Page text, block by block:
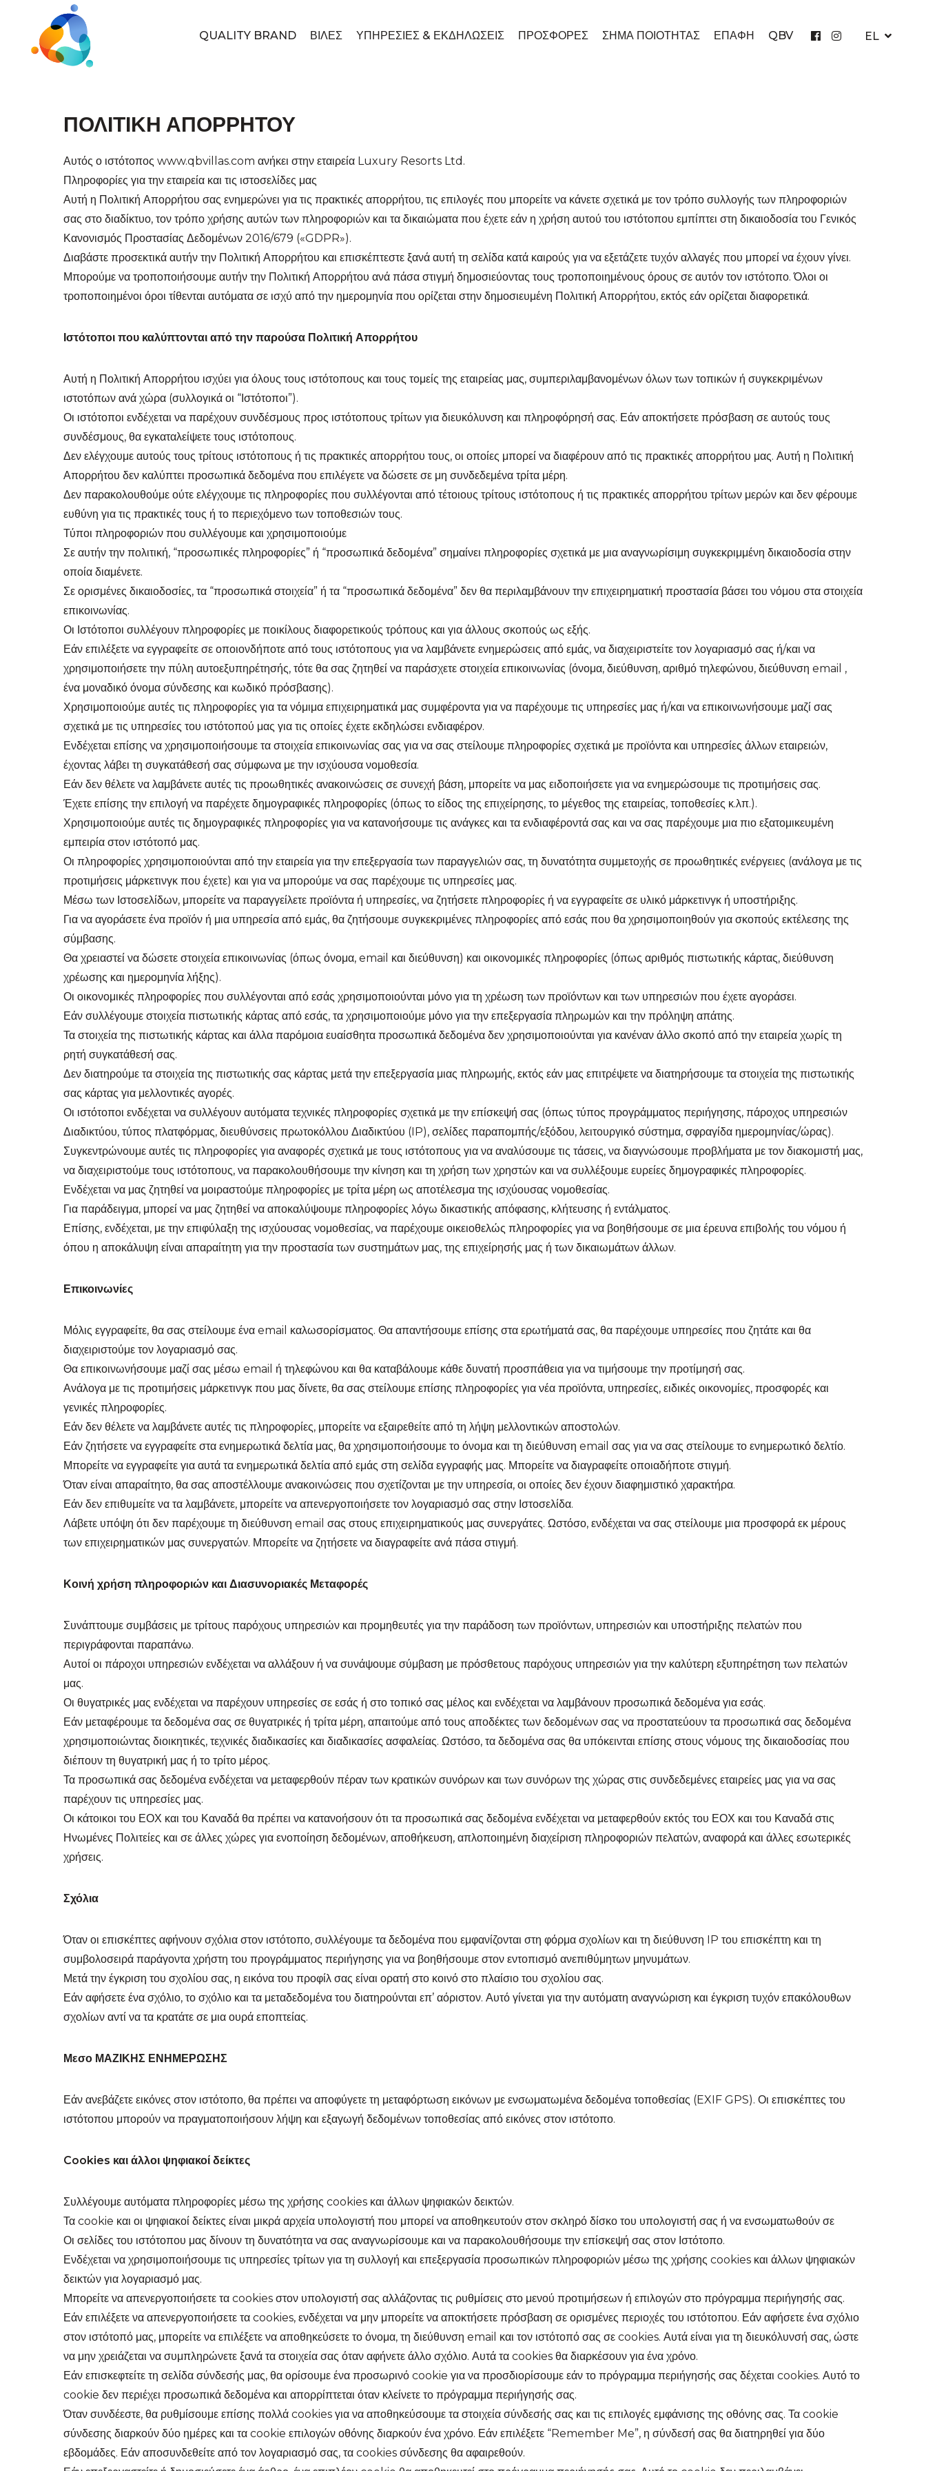
QUALITY BRAND ΒΙΛΕΣ ΥΠΗΡΕΣΊΕΣ & ΕΚΔΗΛΏΣΕΙΣ ΠΡΟΣΦΟΡΈΣ ΣΗΜΑ ΠΟΙΟΤΗΤΑΣ ΕΠΑΦΗ QBV EL
ΠΟΛΙΤΙΚΗ ΑΠΟΡΡΗΤΟΥ
Αυτός ο ιστότοπος www.qbvillas.com ανήκει στην εταιρεία Luxury Resorts Ltd.
Πληροφορίες για την εταιρεία και τις ιστοσελίδες μας
Αυτή η Πολιτική Απορρήτου σας ενημερώνει για τις πρακτικές απορρήτου, τις επιλογές που μπορείτε να κάνετε σχετικά με τον τρόπο συλλογής των πληροφοριών
σας στο διαδίκτυο, τον τρόπο χρήσης αυτών των πληροφοριών και τα δικαιώματα που έχετε εάν η χρήση αυτού του ιστότοπου εμπίπτει στη δικαιοδοσία του Γενικός
Κανονισμός Προστασίας Δεδομένων 2016/679 («GDPR»).
Διαβάστε προσεκτικά αυτήν την Πολιτική Απορρήτου και επισκέπτεστε ξανά αυτή τη σελίδα κατά καιρούς για να εξετάζετε τυχόν αλλαγές που μπορεί να έχουν γίνει.
Μπορούμε να τροποποιήσουμε αυτήν την Πολιτική Απορρήτου ανά πάσα στιγμή δημοσιεύοντας τους τροποποιημένους όρους σε αυτόν τον ιστότοπο. Όλοι οι
τροποποιημένοι όροι τίθενται αυτόματα σε ισχύ από την ημερομηνία που ορίζεται στην δημοσιευμένη Πολιτική Απορρήτου, εκτός εάν ορίζεται διαφορετικά.
Ιστότοποι που καλύπτονται από την παρούσα Πολιτική Απορρήτου
Αυτή η Πολιτική Απορρήτου ισχύει για όλους τους ιστότοπους και τους τομείς της εταιρείας μας, συμπεριλαμβανομένων όλων των τοπικών ή συγκεκριμένων
ιστοτόπων ανά χώρα (συλλογικά οι “Ιστότοποι”).
Οι ιστότοποι ενδέχεται να παρέχουν συνδέσμους προς ιστότοπους τρίτων για διευκόλυνση και πληροφόρησή σας. Εάν αποκτήσετε πρόσβαση σε αυτούς τους
συνδέσμους, θα εγκαταλείψετε τους ιστότοπους.
Δεν ελέγχουμε αυτούς τους τρίτους ιστότοπους ή τις πρακτικές απορρήτου τους, οι οποίες μπορεί να διαφέρουν από τις πρακτικές απορρήτου μας. Αυτή η Πολιτική
Απορρήτου δεν καλύπτει προσωπικά δεδομένα που επιλέγετε να δώσετε σε μη συνδεδεμένα τρίτα μέρη.
Δεν παρακολουθούμε ούτε ελέγχουμε τις πληροφορίες που συλλέγονται από τέτοιους τρίτους ιστότοπους ή τις πρακτικές απορρήτου τρίτων μερών και δεν φέρουμε
ευθύνη για τις πρακτικές τους ή το περιεχόμενο των τοποθεσιών τους.
Τύποι πληροφοριών που συλλέγουμε και χρησιμοποιούμε
Σε αυτήν την πολιτική, “προσωπικές πληροφορίες” ή “προσωπικά δεδομένα” σημαίνει πληροφορίες σχετικά με μια αναγνωρίσιμη συγκεκριμμένη δικαιοδοσία στην
οποία διαμένετε.
Σε ορισμένες δικαιοδοσίες, τα “προσωπικά στοιχεία” ή τα “προσωπικά δεδομένα” δεν θα περιλαμβάνουν την επιχειρηματική προστασία βάσει του νόμου στα στοιχεία
επικοινωνίας.
Οι Ιστότοποι συλλέγουν πληροφορίες με ποικίλους διαφορετικούς τρόπους και για άλλους σκοπούς ως εξής.
Εάν επιλέξετε να εγγραφείτε σε οποιονδήποτε από τους ιστότοπους για να λαμβάνετε ενημερώσεις από εμάς, να διαχειριστείτε τον λογαριασμό σας ή/και να
χρησιμοποιήσετε την πύλη αυτοεξυπηρέτησής, τότε θα σας ζητηθεί να παράσχετε στοιχεία επικοινωνίας (όνομα, διεύθυνση, αριθμό τηλεφώνου, διεύθυνση email ,
ένα μοναδικό όνομα σύνδεσης και κωδικό πρόσβασης).
Χρησιμοποιούμε αυτές τις πληροφορίες για τα νόμιμα επιχειρηματικά μας συμφέροντα για να παρέχουμε τις υπηρεσίες μας ή/και να επικοινωνήσουμε μαζί σας
σχετικά με τις υπηρεσίες του ιστότοπού μας για τις οποίες έχετε εκδηλώσει ενδιαφέρον.
Ενδέχεται επίσης να χρησιμοποιήσουμε τα στοιχεία επικοινωνίας σας για να σας στείλουμε πληροφορίες σχετικά με προϊόντα και υπηρεσίες άλλων εταιρειών,
έχοντας λάβει τη συγκατάθεσή σας σύμφωνα με την ισχύουσα νομοθεσία.
Εάν δεν θέλετε να λαμβάνετε αυτές τις προωθητικές ανακοινώσεις σε συνεχή βάση, μπορείτε να μας ειδοποιήσετε για να ενημερώσουμε τις προτιμήσεις σας.
Έχετε επίσης την επιλογή να παρέχετε δημογραφικές πληροφορίες (όπως το είδος της επιχείρησης, το μέγεθος της εταιρείας, τοποθεσίες κ.λπ.).
Χρησιμοποιούμε αυτές τις δημογραφικές πληροφορίες για να κατανοήσουμε τις ανάγκες και τα ενδιαφέροντά σας και να σας παρέχουμε μια πιο εξατομικευμένη
εμπειρία στον ιστότοπό μας.
Οι πληροφορίες χρησιμοποιούνται από την εταιρεία για την επεξεργασία των παραγγελιών σας, τη δυνατότητα συμμετοχής σε προωθητικές ενέργειες (ανάλογα με τις
προτιμήσεις μάρκετινγκ που έχετε) και για να μπορούμε να σας παρέχουμε τις υπηρεσίες μας.
Μέσω των Ιστοσελίδων, μπορείτε να παραγγείλετε προϊόντα ή υπηρεσίες, να ζητήσετε πληροφορίες ή να εγγραφείτε σε υλικό μάρκετινγκ ή υποστήριξης.
Για να αγοράσετε ένα προϊόν ή μια υπηρεσία από εμάς, θα ζητήσουμε συγκεκριμένες πληροφορίες από εσάς που θα χρησιμοποιηθούν για σκοπούς εκτέλεσης της
σύμβασης.
Θα χρειαστεί να δώσετε στοιχεία επικοινωνίας (όπως όνομα, email και διεύθυνση) και οικονομικές πληροφορίες (όπως αριθμός πιστωτικής κάρτας, διεύθυνση
χρέωσης και ημερομηνία λήξης).
Οι οικονομικές πληροφορίες που συλλέγονται από εσάς χρησιμοποιούνται μόνο για τη χρέωση των προϊόντων και των υπηρεσιών που έχετε αγοράσει.
Εάν συλλέγουμε στοιχεία πιστωτικής κάρτας από εσάς, τα χρησιμοποιούμε μόνο για την επεξεργασία πληρωμών και την πρόληψη απάτης.
Τα στοιχεία της πιστωτικής κάρτας και άλλα παρόμοια ευαίσθητα προσωπικά δεδομένα δεν χρησιμοποιούνται για κανέναν άλλο σκοπό από την εταιρεία χωρίς τη
ρητή συγκατάθεσή σας.
Δεν διατηρούμε τα στοιχεία της πιστωτικής σας κάρτας μετά την επεξεργασία μιας πληρωμής, εκτός εάν μας επιτρέψετε να διατηρήσουμε τα στοιχεία της πιστωτικής
σας κάρτας για μελλοντικές αγορές.
Οι ιστότοποι ενδέχεται να συλλέγουν αυτόματα τεχνικές πληροφορίες σχετικά με την επίσκεψή σας (όπως τύπος προγράμματος περιήγησης, πάροχος υπηρεσιών
Διαδικτύου, τύπος πλατφόρμας, διευθύνσεις πρωτοκόλλου Διαδικτύου (IP), σελίδες παραπομπής/εξόδου, λειτουργικό σύστημα, σφραγίδα ημερομηνίας/ώρας).
Συγκεντρώνουμε αυτές τις πληροφορίες για αναφορές σχετικά με τους ιστότοπους για να αναλύσουμε τις τάσεις, να διαγνώσουμε προβλήματα με τον διακομιστή μας,
να διαχειριστούμε τους ιστότοπους, να παρακολουθήσουμε την κίνηση και τη χρήση των χρηστών και να συλλέξουμε ευρείες δημογραφικές πληροφορίες.
Ενδέχεται να μας ζητηθεί να μοιραστούμε πληροφορίες με τρίτα μέρη ως αποτέλεσμα της ισχύουσας νομοθεσίας.
Για παράδειγμα, μπορεί να μας ζητηθεί να αποκαλύψουμε πληροφορίες λόγω δικαστικής απόφασης, κλήτευσης ή εντάλματος.
Επίσης, ενδέχεται, με την επιφύλαξη της ισχύουσας νομοθεσίας, να παρέχουμε οικειοθελώς πληροφορίες για να βοηθήσουμε σε μια έρευνα επιβολής του νόμου ή
όπου η αποκάλυψη είναι απαραίτητη για την προστασία των συστημάτων μας, της επιχείρησής μας ή των δικαιωμάτων άλλων.
Επικοινωνίες
Μόλις εγγραφείτε, θα σας στείλουμε ένα email καλωσορίσματος. Θα απαντήσουμε επίσης στα ερωτήματά σας, θα παρέχουμε υπηρεσίες που ζητάτε και θα
διαχειριστούμε τον λογαριασμό σας.
Θα επικοινωνήσουμε μαζί σας μέσω email ή τηλεφώνου και θα καταβάλουμε κάθε δυνατή προσπάθεια για να τιμήσουμε την προτίμησή σας.
Ανάλογα με τις προτιμήσεις μάρκετινγκ που μας δίνετε, θα σας στείλουμε επίσης πληροφορίες για νέα προϊόντα, υπηρεσίες, ειδικές οικονομίες, προσφορές και
γενικές πληροφορίες.
Εάν δεν θέλετε να λαμβάνετε αυτές τις πληροφορίες, μπορείτε να εξαιρεθείτε από τη λήψη μελλοντικών αποστολών.
Εάν ζητήσετε να εγγραφείτε στα ενημερωτικά δελτία μας, θα χρησιμοποιήσουμε το όνομα και τη διεύθυνση email σας για να σας στείλουμε το ενημερωτικό δελτίο.
Μπορείτε να εγγραφείτε για αυτά τα ενημερωτικά δελτία από εμάς στη σελίδα εγγραφής μας. Μπορείτε να διαγραφείτε οποιαδήποτε στιγμή.
Όταν είναι απαραίτητο, θα σας αποστέλλουμε ανακοινώσεις που σχετίζονται με την υπηρεσία, οι οποίες δεν έχουν διαφημιστικό χαρακτήρα.
Εάν δεν επιθυμείτε να τα λαμβάνετε, μπορείτε να απενεργοποιήσετε τον λογαριασμό σας στην Ιστοσελίδα.
Λάβετε υπόψη ότι δεν παρέχουμε τη διεύθυνση email σας στους επιχειρηματικούς μας συνεργάτες. Ωστόσο, ενδέχεται να σας στείλουμε μια προσφορά εκ μέρους
των επιχειρηματικών μας συνεργατών. Μπορείτε να ζητήσετε να διαγραφείτε ανά πάσα στιγμή.
Κοινή χρήση πληροφοριών και Διασυνοριακές Μεταφορές
Συνάπτουμε συμβάσεις με τρίτους παρόχους υπηρεσιών και προμηθευτές για την παράδοση των προϊόντων, υπηρεσιών και υποστήριξης πελατών που
περιγράφονται παραπάνω.
Αυτοί οι πάροχοι υπηρεσιών ενδέχεται να αλλάξουν ή να συνάψουμε σύμβαση με πρόσθετους παρόχους υπηρεσιών για την καλύτερη εξυπηρέτηση των πελατών
μας.
Οι θυγατρικές μας ενδέχεται να παρέχουν υπηρεσίες σε εσάς ή στο τοπικό σας μέλος και ενδέχεται να λαμβάνουν προσωπικά δεδομένα για εσάς.
Εάν μεταφέρουμε τα δεδομένα σας σε θυγατρικές ή τρίτα μέρη, απαιτούμε από τους αποδέκτες των δεδομένων σας να προστατεύουν τα προσωπικά σας δεδομένα
χρησιμοποιώντας διοικητικές, τεχνικές διαδικασίες και διαδικασίες ασφαλείας. Ωστόσο, τα δεδομένα σας θα υπόκεινται επίσης στους νόμους της δικαιοδοσίας που
διέπουν τη θυγατρική μας ή το τρίτο μέρος.
Τα προσωπικά σας δεδομένα ενδέχεται να μεταφερθούν πέραν των κρατικών συνόρων και των συνόρων της χώρας στις συνδεδεμένες εταιρείες μας για να σας
παρέχουν τις υπηρεσίες μας.
Οι κάτοικοι του ΕΟΧ και του Καναδά θα πρέπει να κατανοήσουν ότι τα προσωπικά σας δεδομένα ενδέχεται να μεταφερθούν εκτός του ΕΟΧ και του Καναδά στις
Ηνωμένες Πολιτείες και σε άλλες χώρες για ενοποίηση δεδομένων, αποθήκευση, απλοποιημένη διαχείριση πληροφοριών πελατών, αναφορά και άλλες εσωτερικές
χρήσεις.
Σχόλια
Όταν οι επισκέπτες αφήνουν σχόλια στον ιστότοπο, συλλέγουμε τα δεδομένα που εμφανίζονται στη φόρμα σχολίων και τη διεύθυνση IP του επισκέπτη και τη
συμβολοσειρά παράγοντα χρήστη του προγράμματος περιήγησης για να βοηθήσουμε στον εντοπισμό ανεπιθύμητων μηνυμάτων.
Μετά την έγκριση του σχολίου σας, η εικόνα του προφίλ σας είναι ορατή στο κοινό στο πλαίσιο του σχολίου σας.
Εάν αφήσετε ένα σχόλιο, το σχόλιο και τα μεταδεδομένα του διατηρούνται επ’ αόριστον. Αυτό γίνεται για την αυτόματη αναγνώριση και έγκριση τυχόν επακόλουθων
σχολίων αντί να τα κρατάτε σε μια ουρά εποπτείας.
Μεσο ΜΑΖΙΚΗΣ ΕΝΗΜΕΡΩΣΗΣ
Εάν ανεβάζετε εικόνες στον ιστότοπο, θα πρέπει να αποφύγετε τη μεταφόρτωση εικόνων με ενσωματωμένα δεδομένα τοποθεσίας (EXIF GPS). Οι επισκέπτες του
ιστότοπου μπορούν να πραγματοποιήσουν λήψη και εξαγωγή δεδομένων τοποθεσίας από εικόνες στον ιστότοπο.
Cookies και άλλοι ψηφιακοί δείκτες
Συλλέγουμε αυτόματα πληροφορίες μέσω της χρήσης cookies και άλλων ψηφιακών δεικτών.
Τα cookie και οι ψηφιακοί δείκτες είναι μικρά αρχεία υπολογιστή που μπορεί να αποθηκευτούν στον σκληρό δίσκο του υπολογιστή σας ή να ενσωματωθούν σε
Οι σελίδες του ιστότοπου μας δίνουν τη δυνατότητα να σας αναγνωρίσουμε και να παρακολουθήσουμε την επίσκεψή σας στον Ιστότοπο.
Ενδέχεται να χρησιμοποιήσουμε τις υπηρεσίες τρίτων για τη συλλογή και επεξεργασία προσωπικών πληροφοριών μέσω της χρήσης cookies και άλλων ψηφιακών
δεικτών για λογαριασμό μας.
Μπορείτε να απενεργοποιήσετε τα cookies στον υπολογιστή σας αλλάζοντας τις ρυθμίσεις στο μενού προτιμήσεων ή επιλογών στο πρόγραμμα περιήγησής σας.
Εάν επιλέξετε να απενεργοποιήσετε τα cookies, ενδέχεται να μην μπορείτε να αποκτήσετε πρόσβαση σε ορισμένες περιοχές του ιστότοπου. Εάν αφήσετε ένα σχόλιο
στον ιστότοπό μας, μπορείτε να επιλέξετε να αποθηκεύσετε το όνομα, τη διεύθυνση email και τον ιστότοπό σας σε cookies. Αυτά είναι για τη διευκόλυνσή σας, ώστε
να μην χρειάζεται να συμπληρώνετε ξανά τα στοιχεία σας όταν αφήνετε άλλο σχόλιο. Αυτά τα cookies θα διαρκέσουν για ένα χρόνο.
Εάν επισκεφτείτε τη σελίδα σύνδεσής μας, θα ορίσουμε ένα προσωρινό cookie για να προσδιορίσουμε εάν το πρόγραμμα περιήγησής σας δέχεται cookies. Αυτό το
cookie δεν περιέχει προσωπικά δεδομένα και απορρίπτεται όταν κλείνετε το πρόγραμμα περιήγησής σας.
Όταν συνδέεστε, θα ρυθμίσουμε επίσης πολλά cookies για να αποθηκεύσουμε τα στοιχεία σύνδεσής σας και τις επιλογές εμφάνισης της οθόνης σας. Τα cookie
σύνδεσης διαρκούν δύο ημέρες και τα cookie επιλογών οθόνης διαρκούν ένα χρόνο. Εάν επιλέξετε “Remember Me”, η σύνδεσή σας θα διατηρηθεί για δύο
εβδομάδες. Εάν αποσυνδεθείτε από τον λογαριασμό σας, τα cookies σύνδεσης θα αφαιρεθούν.